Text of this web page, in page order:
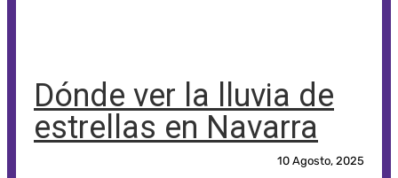
Dónde ver la lluvia de
estrellas en Navarra
10 Agosto, 2025